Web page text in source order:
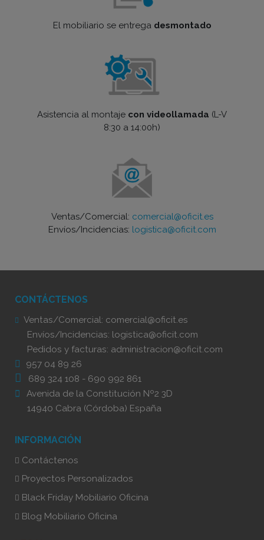
El mobiliario se entrega desmontado
Asistencia al montaje con videollamada (L-V
8:30 a 14:00h)
Ventas/Comercial: comercial@oficit.es
Envíos/Incidencias: logistica@oficit.com
CONTÁCTENOS
Ventas/Comercial: comercial@oficit.es
Envíos/Incidencias: logistica@oficit.com
Pedidos y facturas: administracion@oficit.com
957 04 89 26
689 324 108 - 690 992 861
Avenida de la Constitución Nº2 3D
14940 Cabra (Córdoba) España
INFORMACIÓN
Contáctenos
Proyectos Personalizados
Black Friday Mobiliario Oficina
Blog Mobiliario Oficina